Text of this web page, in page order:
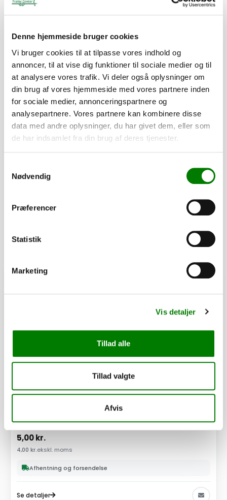
Denne hjemmeside bruger cookies
Vi bruger cookies til at tilpasse vores indhold og
annoncer, til at vise dig funktioner til sociale medier og til
at analysere vores trafik. Vi deler også oplysninger om
din brug af vores hjemmeside med vores partnere inden
for sociale medier, annonceringspartnere og
analysepartnere. Vores partnere kan kombinere disse
data med andre oplysninger, du har givet dem, eller som
de har indsamlet fra din brug af deres tjenester.
Nødvendig
Præferencer
Statistik
Marketing
Vis detaljer
Tillad alle
Tillad valgte
Afvis
Levering
Finansering med SparXpres
Relaterede varer
PÅ LAGER
Presenningsknop
5,00kr.
4,00 kr.ekskl. moms
Afhentning og forsendelse
Se detaljer